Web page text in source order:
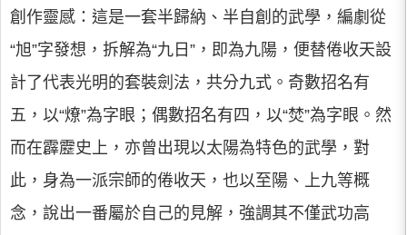
創作靈感：這是一套半歸納、半自創的武學，編劇從
“旭”字發想，拆解為“九日”，即為九陽，便替倦收天設
計了代表光明的套裝劍法，共分九式。奇數招名有
五，以“燎”為字眼；偶數招名有四，以“焚”為字眼。然
而在霹靂史上，亦曾出現以太陽為特色的武學，對
此，身為一派宗師的倦收天，也以至陽、上九等概
念，說出一番屬於自己的見解，強調其不僅武功高